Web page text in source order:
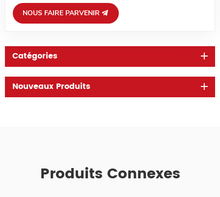
NOUS FAIRE PARVENIR
Catégories
Nouveaux Produits
Produits Connexes